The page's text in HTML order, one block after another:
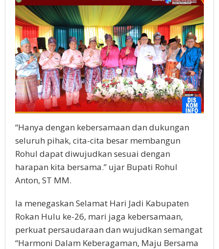
“Hanya dengan kebersamaan dan dukungan
seluruh pihak, cita-cita besar membangun
Rohul dapat diwujudkan sesuai dengan
harapan kita bersama.” ujar Bupati Rohul
Anton, ST MM.
Ia menegaskan Selamat Hari Jadi Kabupaten
Rokan Hulu ke-26, mari jaga kebersamaan,
perkuat persaudaraan dan wujudkan semangat
“Harmoni Dalam Keberagaman, Maju Bersama